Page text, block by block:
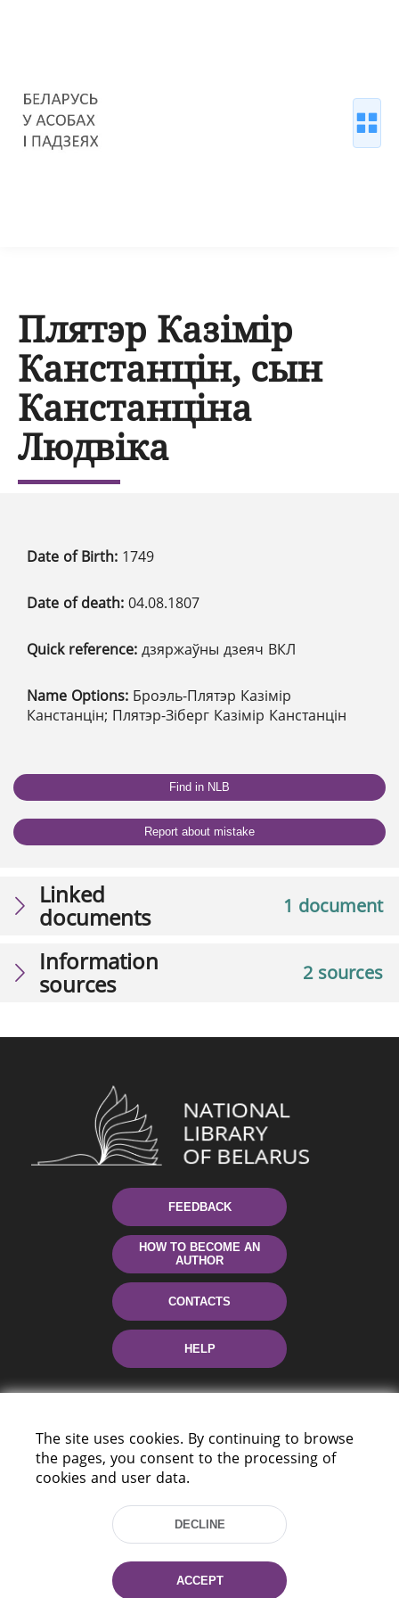
Плятэр Казімір
Канстанцін, сын
Канстанціна
Людвіка
Date of Birth: 1749
Date of death: 04.08.1807
Quick reference: дзяржаўны дзеяч ВКЛ
Name Options: Броэль-Плятэр Казімір
Канстанцін; Плятэр-Зіберг Казімір Канстанцін
Find in NLB
Report about mistake
1 document
Linked
documents
2 sources
Information
sources
FEEDBACK
HOW TO BECOME AN
AUTHOR
CONTACTS
HELP
220114, Niezaležnasci Ave. 116, Minsk,
Tel.: (+375 17) 368 37 37
Fax: (+375 17) 368 97 06
The site uses cookies. By continuing to browse
the pages, you consent to the processing of
cookies and user data.
DECLINE
ACCEPT